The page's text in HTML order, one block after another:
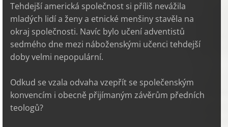
Tehdejší americká společnost si příliš nevážila
mladých lidí a ženy a etnické menšiny stavěla na
okraj společnosti. Navíc bylo učení adventistů
sedmého dne mezi náboženskými učenci tehdejší
doby velmi nepopulární.
Odkud se vzala odvaha vzepřít se společenským
konvencím i obecně přijímaným závěrům předních
teologů?